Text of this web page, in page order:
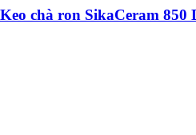
Keo chà ron SikaCeram 850